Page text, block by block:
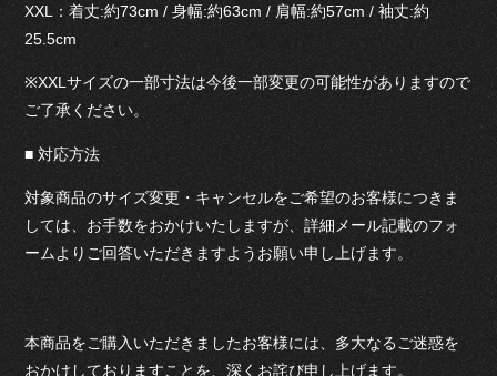
XXL：着丈:約73cm / 身幅:約63cm / 肩幅:約57cm / 袖丈:約
25.5cm
※XXLサイズの一部寸法は今後一部変更の可能性がありますので
ご了承ください。
■ 対応方法
対象商品のサイズ変更・キャンセルをご希望のお客様につきま
しては、お手数をおかけいたしますが、詳細メール記載のフォ
ームよりご回答いただきますようお願い申し上げます。
本商品をご購入いただきましたお客様には、多大なるご迷惑を
おかけしておりますことを、深くお詫び申し上げます。